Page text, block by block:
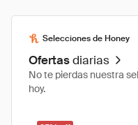
Selecciones de Honey
Ofertasdiarias
No te pierdas nuestra
hoy.